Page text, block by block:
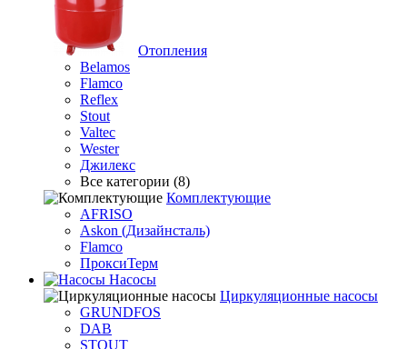
Отопления
Belamos
Flamco
Reflex
Stout
Valtec
Wester
Джилекс
Все категории (8)
Комплектующие
AFRISO
Askon (Дизайнсталь)
Flamco
ПроксиТерм
Насосы
Циркуляционные насосы
GRUNDFOS
DAB
STOUT